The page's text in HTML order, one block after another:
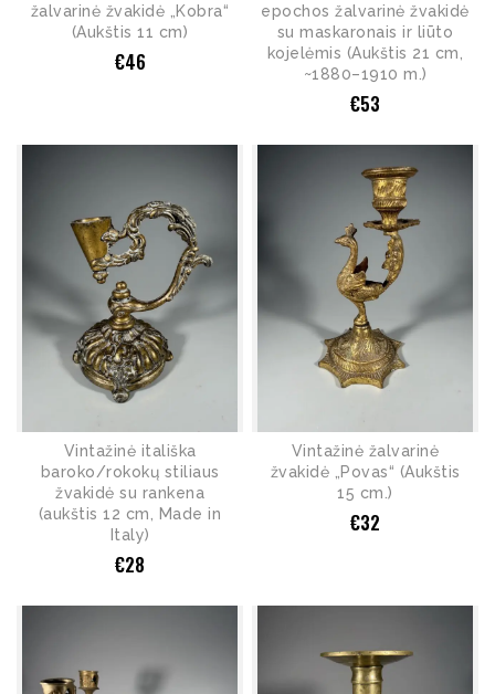
žalvarinė žvakidė „Kobra“
(Aukštis 11 cm)
€46
epochos žalvarinė žvakidė
su maskaronais ir liūto
kojelėmis (Aukštis 21 cm,
~1880–1910 m.)
€53
Vintažinė itališka
baroko/rokokų stiliaus
žvakidė su rankena
(aukštis 12 cm, Made in
Italy)
€28
Vintažinė žalvarinė
žvakidė „Povas“ (Aukštis
15 cm.)
€32